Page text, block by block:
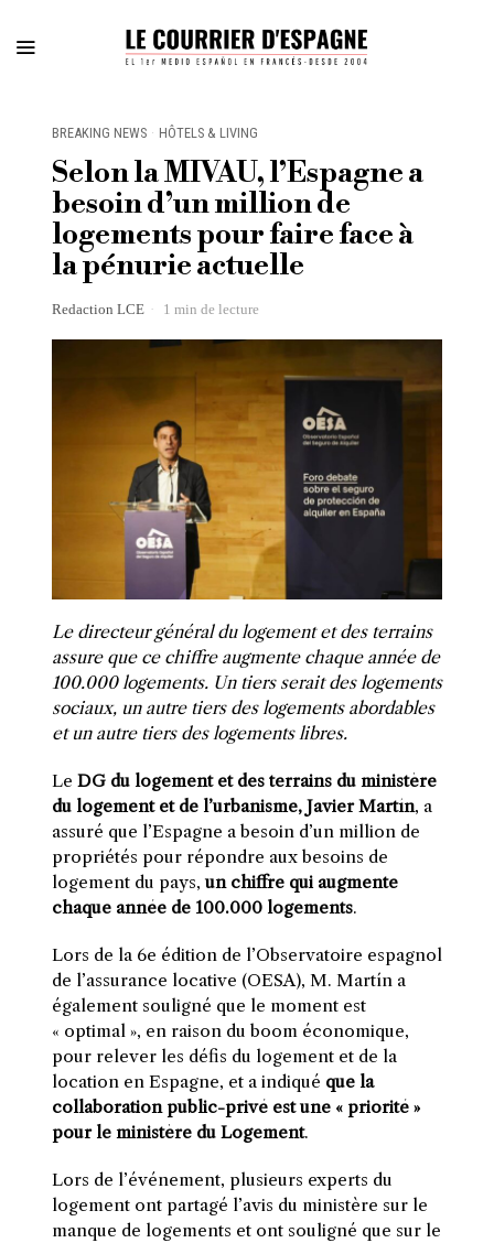
BREAKING NEWS · HÔTELS & LIVING
Selon la MIVAU, l’Espagne a
besoin d’un million de
logements pour faire face à
la pénurie actuelle
Redaction LCE 1 min de lecture
Le directeur général du logement et des terrains
assure que ce chiffre augmente chaque année de
100.000 logements. Un tiers serait des logements
sociaux, un autre tiers des logements abordables
et un autre tiers des logements libres.
Le DG du logement et des terrains du ministère
du logement et de l’urbanisme, Javier Martín, a
assuré que l’Espagne a besoin d’un million de
propriétés pour répondre aux besoins de
logement du pays,un chiffre qui augmente
chaque année de 100.000 logements.
Lors de la 6e édition de l’Observatoire espagnol
de l’assurance locative (OESA), M. Martín a
également souligné que le moment est
« optimal », en raison du boom économique,
pour relever les défis du logement et de la
location en Espagne, et a indiqué que la
collaboration public-privé est une « priorité »
pour le ministère du Logement.
Lors de l’événement, plusieurs experts du
logement ont partagé l’avis du ministère sur le
manque de logements et ont souligné que sur le